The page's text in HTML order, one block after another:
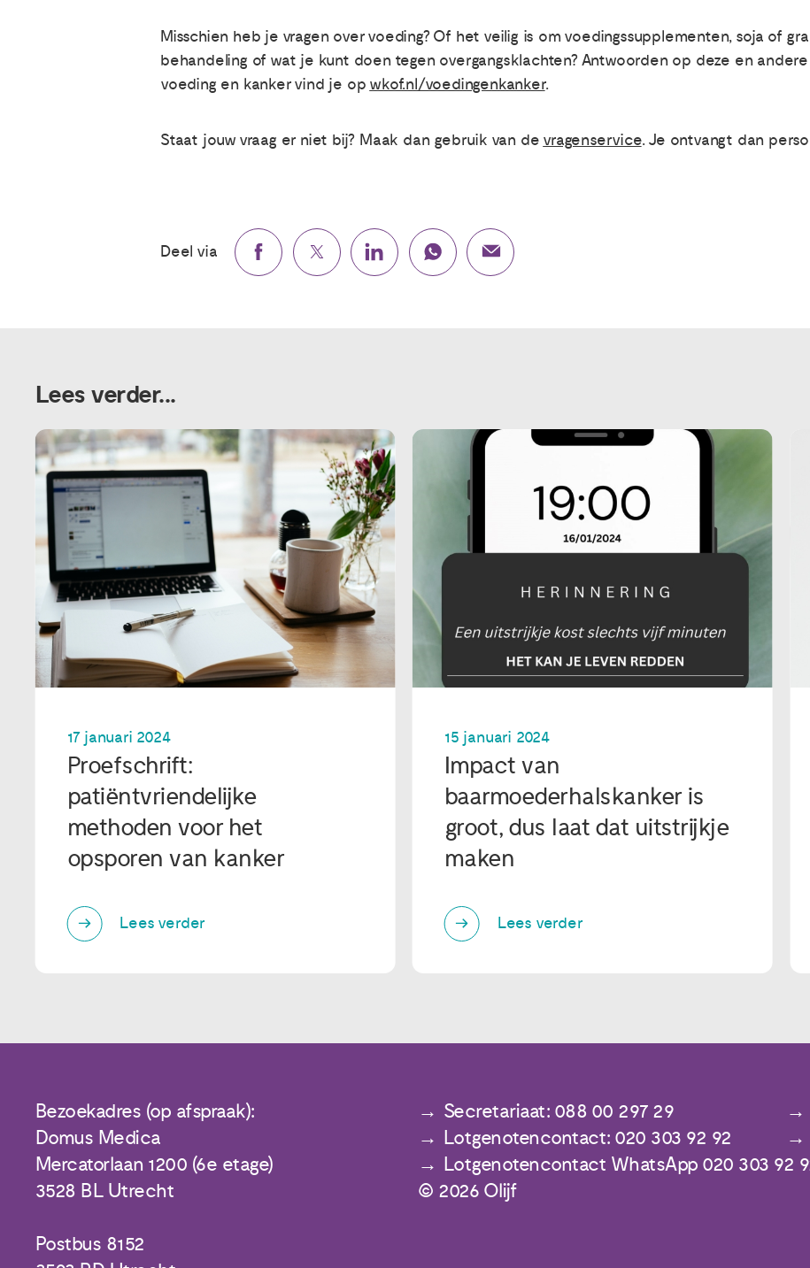
Misschien heb je vragen over voeding? Of het veilig is om voedingssupplementen, soja of
behandeling of wat je kunt doen tegen overgangsklachten? Antwoorden op deze en
voeding en kanker vind je op wkof.nl/voedingenkanker.
Staat jouw vraag er niet bij? Maak dan gebruik van de vragenservice. Je ontvangt dan
Deel via
Lees verder...
17 januari 2024
Proefschrift:
patiëntvriendelijke
methoden voor het
opsporen van kanker
Lees verder
15 januari 2024
Impact van
baarmoederhalskanker is
groot, dus laat dat uitstrijkje
maken
Lees verder
Bezoekadres (op afspraak):
Domus Medica
Mercatorlaan 1200 (6e etage)
3528 BL Utrecht
Postbus 8152
Secretariaat: 088 00 297 29
Lotgenotencontact: 020 303 92 92
Lotgenotencontact WhatsApp 020 303 92
© 2026 Olijf